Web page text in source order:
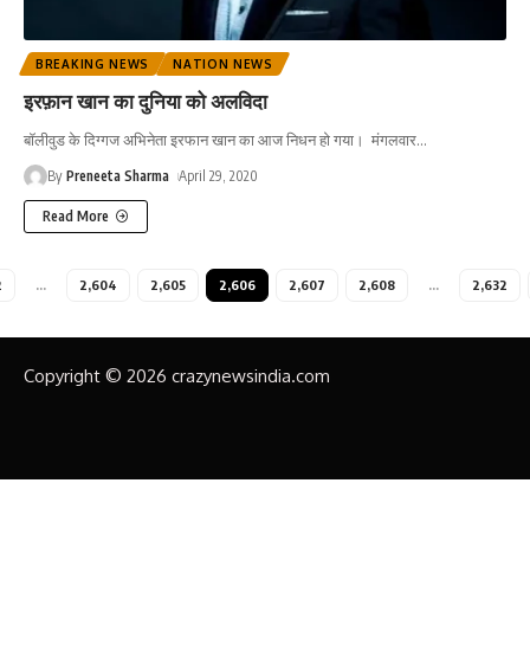
BREAKING NEWS NATION NEWS
इरफ़ान खान का दुनिया को अलविदा
बॉलीवुड के दिग्गज अभिनेता इरफान खान का आज निधन हो गया। मंगलवार…
By Preneeta Sharma April 29, 2020
Read More
… 2,604 2,605 2,606 2,607 2,608 … 2,632
Copyright © 2026 crazynewsindia.com